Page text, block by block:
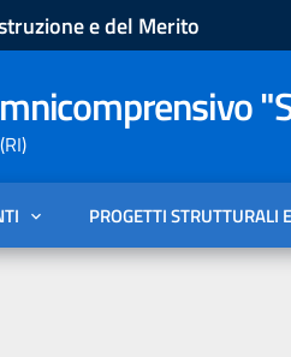
e del Merito
PROGETTI STRUTTURALI